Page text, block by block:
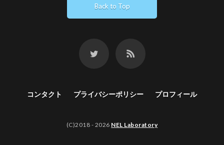
Back to Top
コンタクト プライバシーポリシー プロフィール
(C)2018 - 2026 NEL Laboratory